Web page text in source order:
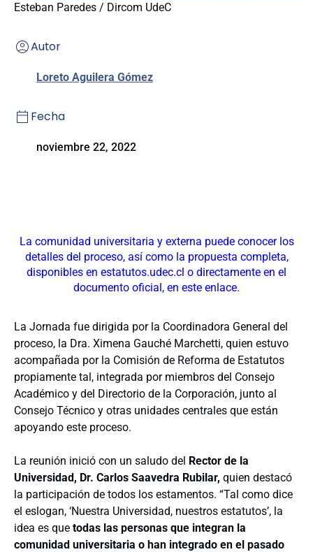
Esteban Paredes / Dircom UdeC
Autor
Loreto Aguilera Gómez
Fecha
noviembre 22, 2022
La comunidad universitaria y externa puede conocer los
detalles del proceso, así como la propuesta completa,
disponibles en estatutos.udec.cl o directamente en el
documento oficial, en este enlace.
La Jornada fue dirigida por la Coordinadora General del
proceso, la Dra. Ximena Gauché Marchetti, quien estuvo
acompañada por la Comisión de Reforma de Estatutos
propiamente tal, integrada por miembros del Consejo
Académico y del Directorio de la Corporación, junto al
Consejo Técnico y otras unidades centrales que están
apoyando este proceso.
La reunión inició con un saludo del Rector de la
Universidad, Dr. Carlos Saavedra Rubilar, quien destacó
la participación de todos los estamentos. “Tal como dice
el eslogan, ‘Nuestra Universidad, nuestros estatutos’, la
idea es que todas las personas que integran la
comunidad universitaria o han integrado en el pasado